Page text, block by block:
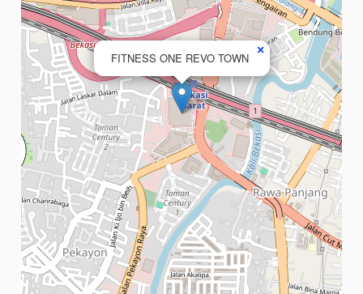
FITNESS ONE REVO TOWN
×